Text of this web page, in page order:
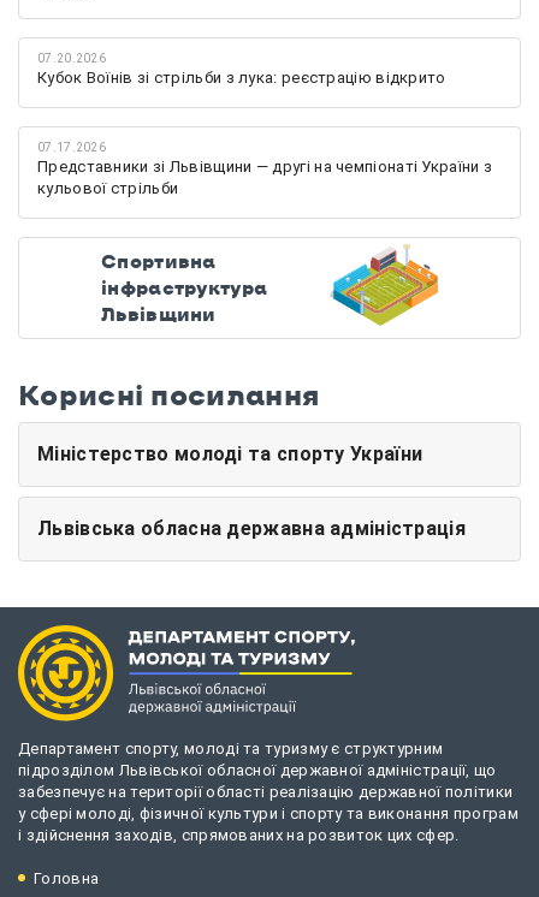
07.20.2026
Кубок Воїнів зі стрільби з лука: реєстрацію відкрито
07.17.2026
Представники зі Львівщини — другі на чемпіонаті України з
кульової стрільби
Спортивна
інфраструктура
Львівщини
Корисні посилання
Міністерство молоді та спорту України
Львівська обласна державна адміністрація
Департамент спорту, молоді та туризму є структурним
підрозділом Львівської обласної державної адміністрації, що
забезпечує на території області реалізацію державної політики
у сфері молоді, фізичної культури і спорту та виконання програм
і здійснення заходів, спрямованих на розвиток цих сфер.
Головна